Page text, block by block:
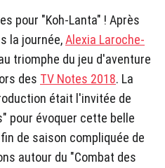
pour "Koh-Lanta" ! Après
la journée,Alexia Laroche-
triomphe du jeu d'aventure
des TV Notes 2018. La
était l'invitée de
pour évoquer cette belle
de saison compliquée de
autour du "Combat des